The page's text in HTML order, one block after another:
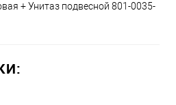
+ Унитаз подвесной 801-0035-